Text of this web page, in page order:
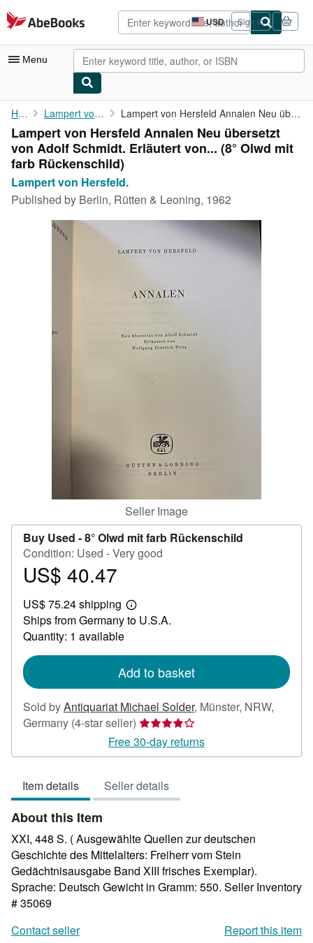
Skip to main content
AbeBooks.com USD
Site
shopping
preferences
Sign in
Menu
My Account
My Purchases
Advanced Search
Browse Collections
Art & Collectibles
CLOSE
Home Lampert von Hersfeld. Lampert von Hersfeld Annalen Neu übersetzt von Adolf Schmidt. ...
Lampert von Hersfeld Annalen Neu übersetzt
von Adolf Schmidt. Erläutert von... (8° Olwd mit
farb Rückenschild)
Lampert von Hersfeld.
Published by Berlin, Rütten & Leoning, 1962
Seller Image
Buy Used -8° Olwd mit farb Rückenschild
Condition: Used - Very good
Price
40.47
US$ 40.47
US$ 75.24 shipping
Learn
more
Ships from Germany to U.S.A.
Quantity: 1 available
Add to basket
Sold byAntiquariat Michael Solder, Münster, NRW,
Germany (4-star seller) Seller
rating
4
of
5
Free 30-day returns
Item details Seller details
About this Item
XXI, 448 S. ( Ausgewählte Quellen zur deutschen
Geschichte des Mittelalters: Freiherr vom Stein
Gedächtnisausgabe Band XIII frisches Exemplar).
Sprache: Deutsch Gewicht in Gramm: 550. Seller Inventory
# 35069
Contact seller
Report this item